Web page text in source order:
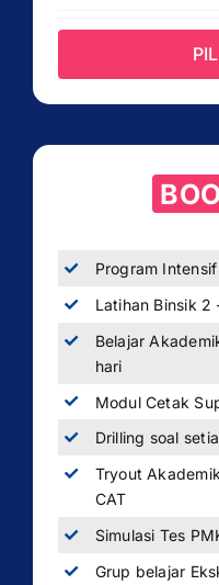
Program
Latihan Binsik 2
Belajar
hari
Modul Cetak
Drilling soal
Tryout
CAT
Simulasi Tes
Grup belajar